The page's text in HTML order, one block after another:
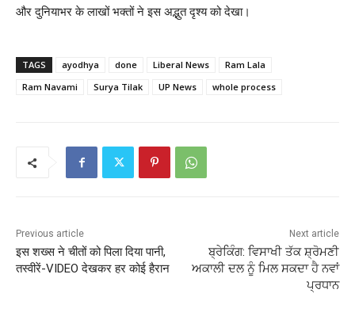
और दुनियाभर के लाखों भक्तों ने इस अद्भुत दृश्य को देखा।
TAGS ayodhya done Liberal News
Ram Lala
Ram Navami
Surya Tilak UP News whole process
Previous article
इस शख्स ने चीतों को पिला दिया पानी,
तस्वीरें-VIDEO देखकर हर कोई हैरान
Next article
ਬ੍ਰੇਕਿੰਗ: ਵਿਸਾਖੀ ਤੱਕ ਸ਼੍ਰੋਮਣੀ
ਅਕਾਲੀ ਦਲ ਨੂੰ ਮਿਲ ਸਕਦਾ ਹੈ ਨਵਾਂ
ਪ੍ਰਧਾਨ